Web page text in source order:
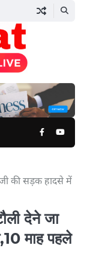
Facebook
की सड़क हादसे में
देने जा
माह पहले